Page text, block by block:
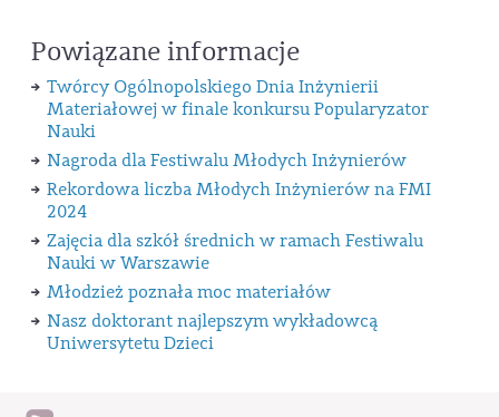
Powiązane informacje
Twórcy Ogólnopolskiego Dnia Inżynierii
Materiałowej w finale konkursu Popularyzator
Nauki
Nagroda dla Festiwalu Młodych Inżynierów
Rekordowa liczba Młodych Inżynierów na FMI
2024
Zajęcia dla szkół średnich w ramach Festiwalu
Nauki w Warszawie
Młodzież poznała moc materiałów
Nasz doktorant najlepszym wykładowcą
Uniwersytetu Dzieci